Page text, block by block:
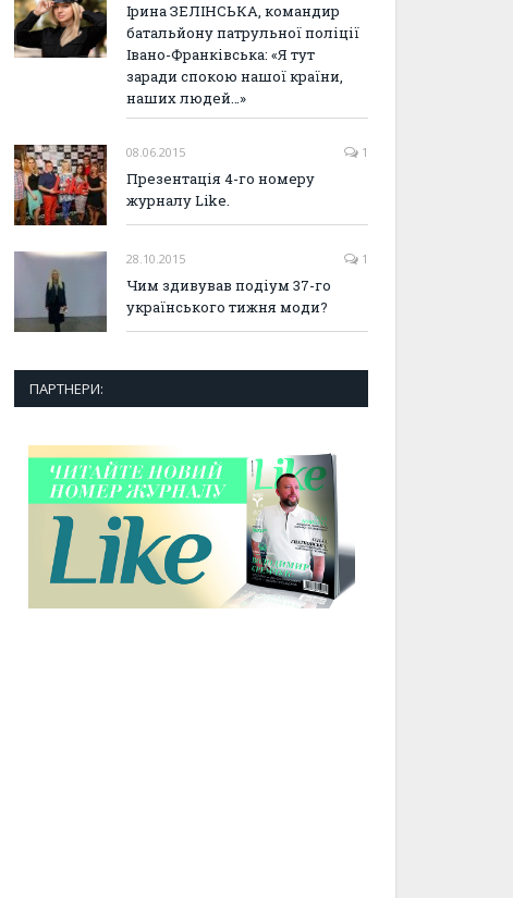
Ірина ЗЕЛІНСЬКА, командир
батальйону патрульної поліції
Івано-Франківська: «Я тут
заради спокою нашої країни,
наших людей…»
08.06.2015 1
Презентація 4-го номеру
журналу Like.
28.10.2015 1
Чим здивував подіум 37-го
українського тижня моди?
ПАРТНЕРИ: